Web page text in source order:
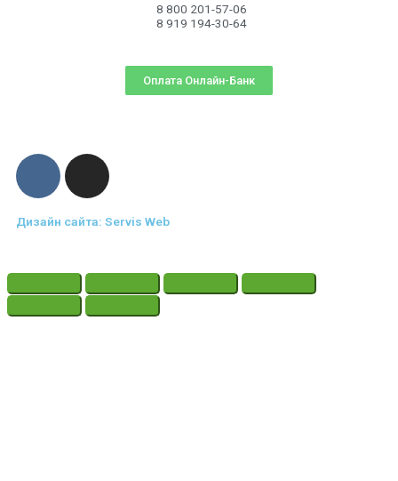
8 800 201-57-06
8 919 194-30-64
Оплата Онлайн-Банк
Дизайн сайта: Servis Web